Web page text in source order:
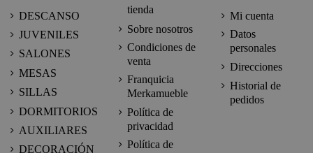
DESCANSO
JUVENILES
SALONES
MESAS
SILLAS
DORMITORIOS
AUXILIARES
DECORACIÓN
tienda
Sobre nosotros
Condiciones de
venta
Franquicia
Merkamueble
Política de
privacidad
Política de
Mi cuenta
Datos
personales
Direcciones
Historial de
pedidos